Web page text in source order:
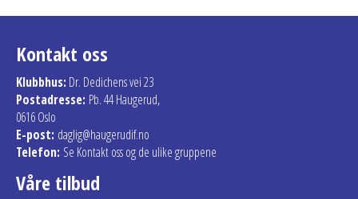
Kontakt oss
Klubbhus: Dr. Dedichens vei 23
Postadresse: Pb. 44 Haugerud,
0616 Oslo
E-post: daglig@haugerudif.no
Telefon: Se Kontakt oss og de ulike gruppene
Våre tilbud